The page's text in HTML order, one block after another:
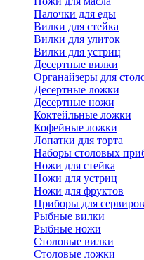
Палочки для еды
Вилки для стейка
Вилки для улиток
Вилки для устриц
Десертные вилки
Органайзеры для
Десертные ложки
Десертные ножи
Коктейльные ложки
Кофейные ложки
Лопатки для торта
Наборы столовых
Ножи для стейка
Ножи для устриц
Ножи для фруктов
Приборы для
Рыбные вилки
Рыбные ножи
Столовые вилки
Столовые ложки